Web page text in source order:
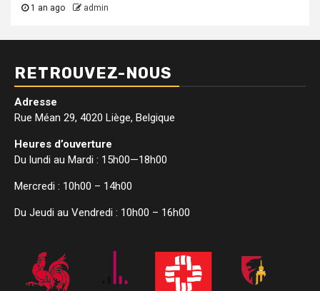
1 an ago admin
RETROUVEZ-NOUS
Adresse
Rue Méan 29, 4020 Liège, Belgique
Heures d’ouverture
Du lundi au Mardi : 15h00—18h00
Mercredi : 10h00 – 14h00
Du Jeudi au Vendredi : 10h00 – 16h00